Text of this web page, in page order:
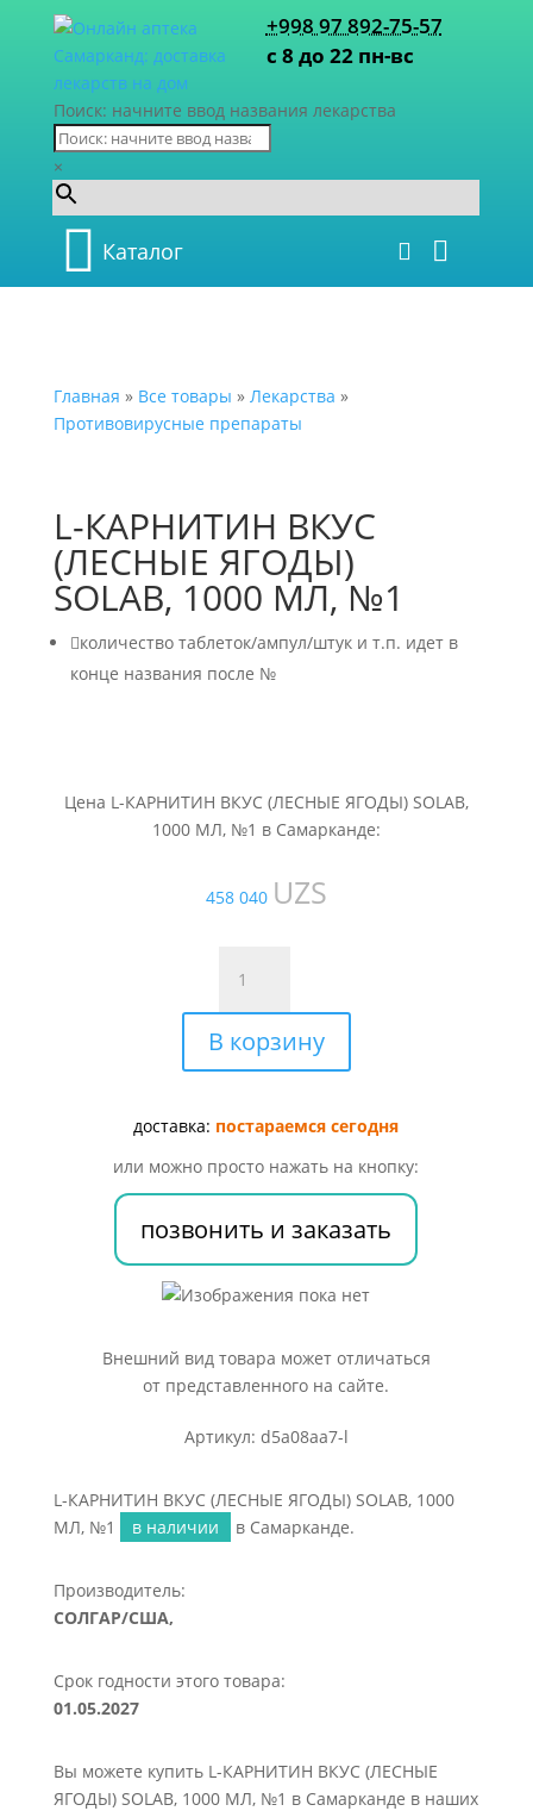
+998 97 892-75-57
с 8 до 22 пн-вс
Поиск: начните ввод названия лекарства
×
Каталог
Главная » Все товары » Лекарства »
Противовирусные препараты
L-КАРНИТИН ВКУС
(ЛЕСНЫЕ ЯГОДЫ)
SOLAB, 1000 МЛ, №1
количество таблеток/ампул/штук и т.п. идет в
конце названия после №
Цена L-КАРНИТИН ВКУС (ЛЕСНЫЕ ЯГОДЫ) SOLAB,
1000 МЛ, №1 в Самарканде:
458 040 UZS
товара
L-
КАРНИТИН
ВКУС
ЯГОДЫ)
1000
№1
В корзину
доставка: постараемся сегодня
или можно просто нажать на кнопку:
позвонить и заказать
Внешний вид товара может отличаться
от представленного на сайте.
Артикул: d5a08aa7-l
L-КАРНИТИН ВКУС (ЛЕСНЫЕ ЯГОДЫ) SOLAB, 1000
МЛ, №1
в наличии в Самарканде.
Производитель:
СОЛГАР/США,
Срок годности этого товара:
01.05.2027
Вы можете купить L-КАРНИТИН ВКУС (ЛЕСНЫЕ
ЯГОДЫ) SOLAB, 1000 МЛ, №1 в Самарканде в наших